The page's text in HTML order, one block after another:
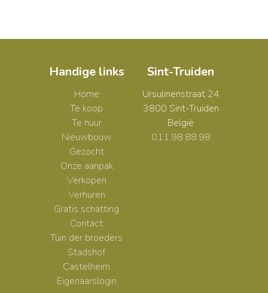
Handige links
Home
Te koop
Te huur
Nieuwbouw
Gezocht
Onze aanpak
Verkopen
Verhuren
Gratis schatting
Contact
Tuin der broeders
Stadshof
Castelheim
Eigenaarslogin
Sint-Truiden
Ursulinenstraat 24
3800 Sint-Truiden
België
011.98.88.98